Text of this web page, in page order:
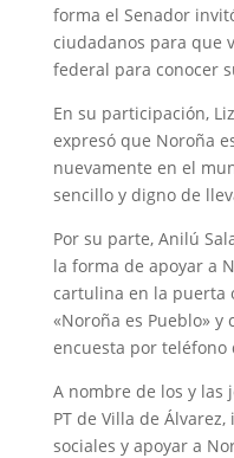
forma el Senador
ciudadanos para que
federal para conocer
En su participación,
expresó que Noroña
nuevamente en el
sencillo y digno de
Por su parte, Anilú
la forma de apoyar a
cartulina en la puerta
«Noroña es Pueblo»
encuesta por teléfono
A nombre de los y las
PT de Villa de
sociales y apoyar a